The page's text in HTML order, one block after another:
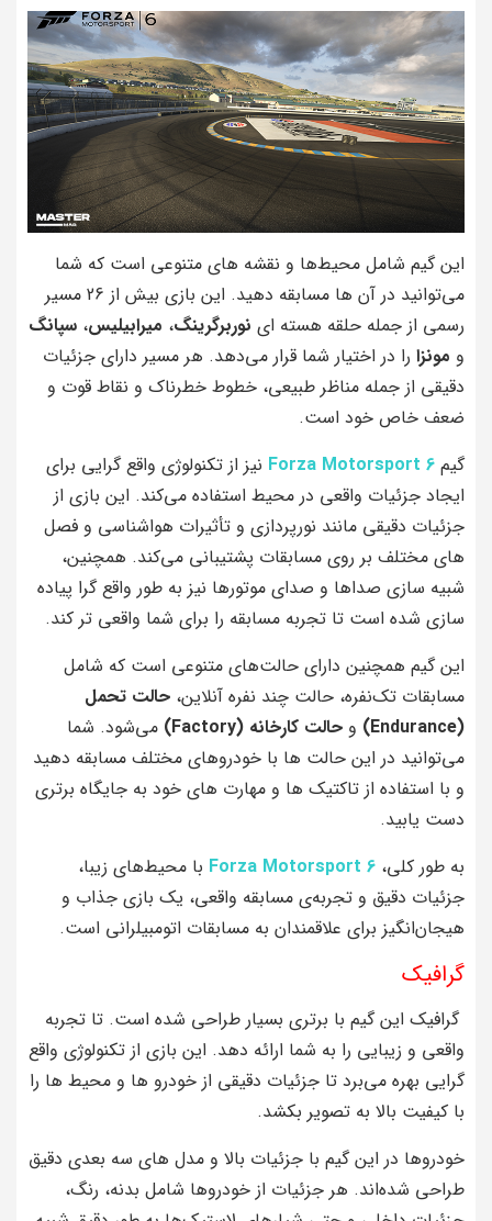
این گیم شامل محیط‌ها و نقشه‌ های متنوعی است که شما
می‌توانید در آن‌ ها مسابقه دهید. این بازی بیش از 26 مسیر
رسمی از جمله حلقه هسته‌ ای نوربرگرینگ، میرابیلیس، سپانگ
و مونزا را در اختیار شما قرار می‌دهد. هر مسیر دارای جزئیات
دقیقی از جمله مناظر طبیعی، خطوط خطرناک و نقاط قوت و
ضعف خاص خود است.
گیم Forza Motorsport 6 نیز از تکنولوژی واقع‌ گرایی برای
ایجاد جزئیات واقعی در محیط استفاده می‌کند. این بازی از
جزئیات دقیقی مانند نورپردازی و تأثیرات هواشناسی و فصل‌
های مختلف بر روی مسابقات پشتیبانی می‌کند. همچنین،
شبیه‌ سازی صداها و صدای موتورها نیز به طور واقع‌ گرا پیاده‌
سازی شده است تا تجربه مسابقه را برای شما واقعی‌ تر کند.
این گیم همچنین دارای حالت‌های متنوعی است که شامل
مسابقات تک‌نفره، حالت چند نفره آنلاین، حالت تحمل
(Endurance)
و حالت کارخانه (Factory)
می‌شود. شما
می‌توانید در این حالت‌ ها با خودروهای مختلف مسابقه دهید
و با استفاده از تاکتیک‌ ها و مهارت‌ های خود به جایگاه برتری
دست یابید.
به طور کلی، Forza Motorsport 6 با محیط‌های زیبا،
جزئیات دقیق و تجربه‌ی مسابقه واقعی، یک بازی جذاب و
هیجان‌انگیز برای علاقمندان به مسابقات اتومبیلرانی است.
گرافیک
گرافیک این گیم با برتری بسیار طراحی شده است. تا تجربه
واقعی و زیبایی را به شما ارائه دهد. این بازی از تکنولوژی واقع‌
گرایی بهره می‌برد تا جزئیات دقیقی از خودرو ها و محیط‌ ها را
با کیفیت بالا به تصویر بکشد.
خودروها در این گیم با جزئیات بالا و مدل‌ های سه‌ بعدی دقیق
طراحی شده‌اند. هر جزئیات از خودروها شامل بدنه، رنگ،